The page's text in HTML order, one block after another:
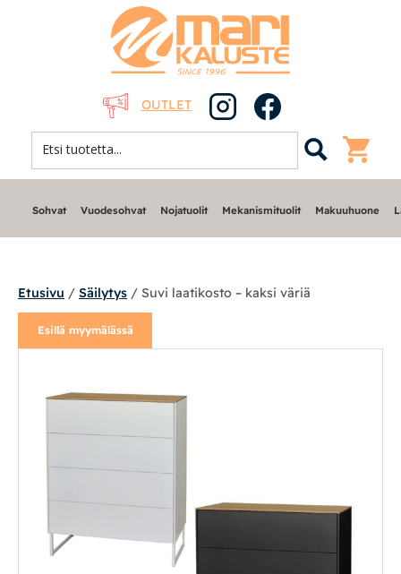
OUTLET
Sohvat
Nojatuolit
Mekanismituolit
Pöydät ja tuolit
Sohvat Vuodesohvat Nojatuolit Mekanismituolit Makuuhuone
Etusivu / Säilytys / Suvi laatikosto – kaksi väriä
Esillä myymälässä